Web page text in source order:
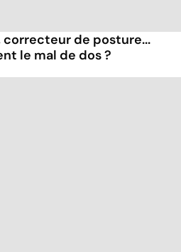
de posture...
le mal de dos ?